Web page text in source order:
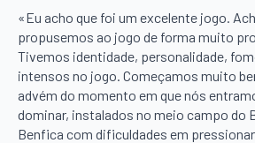
«Eu acho que foi um excelente jogo.
propusemos ao jogo de forma muito
Tivemos identidade, personalidade,
intensos no jogo. Começamos muito
advém do momento em que nós
dominar, instalados no meio campo do
Benfica com dificuldades em